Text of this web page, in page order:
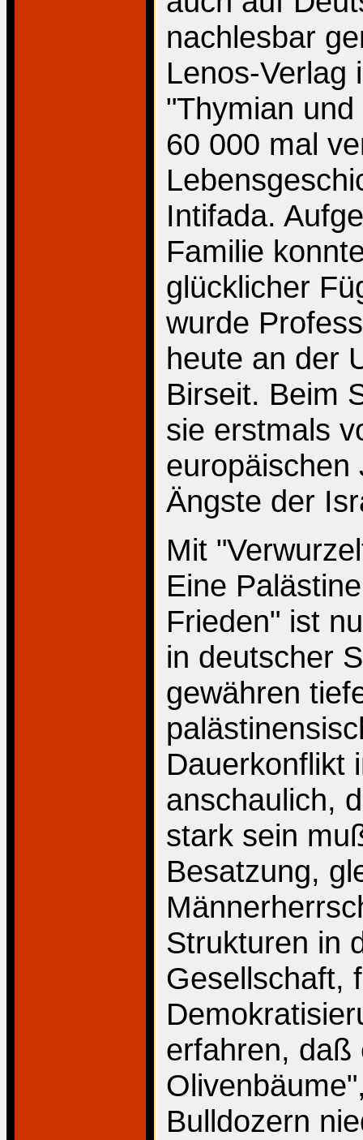
nachlesbar
Lenos-Verlag
"Thymian
60 000 mal
Intifada.
Familie
glücklicher
wurde
heute an der
Birseit. Beim
sie erstmals
europäischen
Ängste der
Mit
Eine
Frieden" ist
in deutscher
gewähren
Dauerkonflikt
anschaulich,
stark sein
Besatzung,
Strukturen in
Gesellschaft,
erfahren, daß
Bulldozern